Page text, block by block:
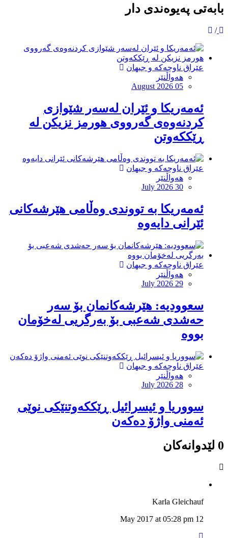
بابەتی پەیوەندی دار
/
عێراق ناوچەکە و جیهان
هەواڵنێر
August 2026 05
ئەمەریكا و ئێران لەسەر شێوازی
كردنەوەی گەرووی هورمز نزیكن لە
ڕێككەوتن
عێراق ناوچەکە و جیهان
هەواڵنێر
July 2026 30
ئەمەریکا بە تووندی وەڵامی هێرشەکانی
ئێرانی دایەوە
عێراق ناوچەکە و جیهان
هەواڵنێر
July 2026 29
‏سعوودیە: هێرشەكانمان بۆ سەر
حەشدی شەعبی بۆ بەرگریی لەخۆمان
بووە
عێراق ناوچەکە و جیهان
هەواڵنێر
July 2026 28
سووریا و ئیسرائیل ڕێککەوتنێکی نوێی
ئەمنی واژۆ دەکەن
0 لێدوانەکان
Karla Gleichauf
12 May 2017 at 05:28 pm